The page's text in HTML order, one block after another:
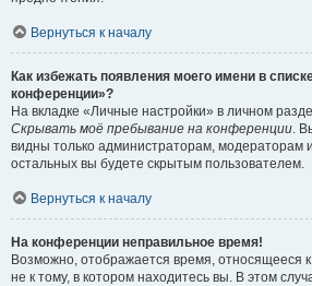
Вернуться к началу
Как избежать появления моего имени в
конференции»?
На вкладке «Личные настройки» в личном
Скрывать моё пребывание на конференции.
видны только администраторам, модераторам
остальных вы будете скрытым пользователем.
Вернуться к началу
На конференции неправильное время!
Возможно, отображается время, относящееся к
не к тому, в котором находитесь вы. В этом